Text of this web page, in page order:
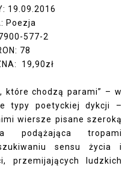
19.09.2016
Poezja
577-2
78
19,90zł
które chodzą parami” – w
typy poetyckiej dykcji –
wiersze pisane szeroką
podążająca tropami
sensu życia i
przemijających ludzkich